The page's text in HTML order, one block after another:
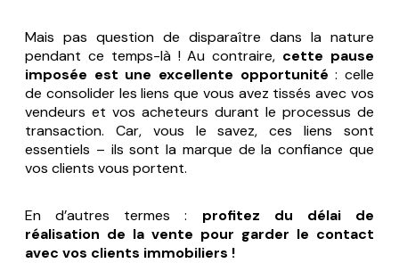
Mais pas question de disparaître dans la nature
pendant ce temps-là ! Au contraire, cette pause
imposée est une excellente opportunité : celle
de consolider les liens que vous avez tissés avec vos
vendeurs et vos acheteurs durant le processus de
transaction. Car, vous le savez, ces liens sont
essentiels – ils sont la marque de la confiance que
vos clients vous portent.
En d’autres termes : profitez du délai de
réalisation de la vente pour garder le contact
avec vos clients immobiliers !